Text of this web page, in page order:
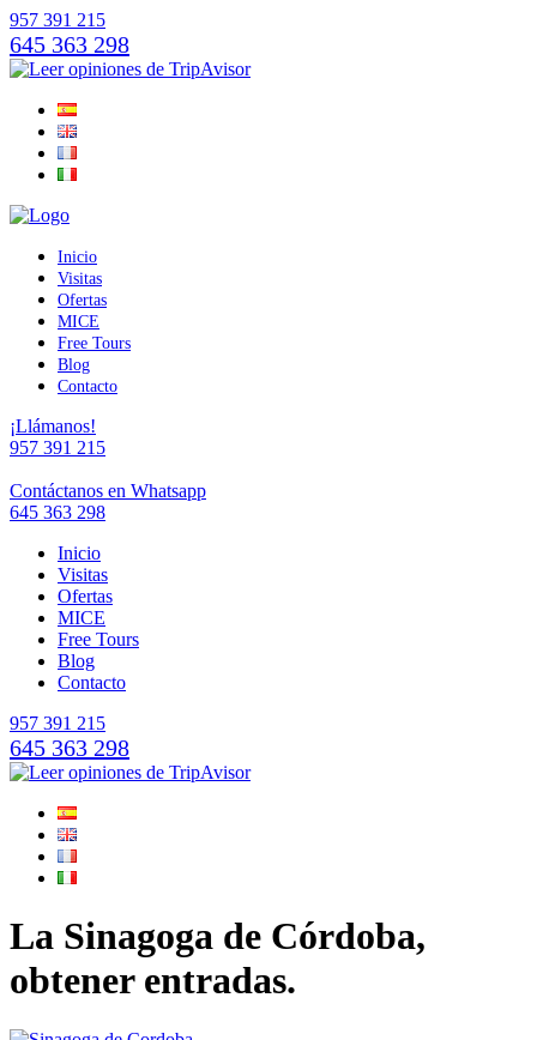
957 391 215
645 363 298
Inicio
Visitas
Ofertas
MICE
Free Tours
Blog
Contacto
¡Llámanos!
957 391 215
Contáctanos en Whatsapp
645 363 298
Inicio
Visitas
Ofertas
MICE
Free Tours
Blog
Contacto
957 391 215
645 363 298
La Sinagoga de Córdoba,
obtener entradas.